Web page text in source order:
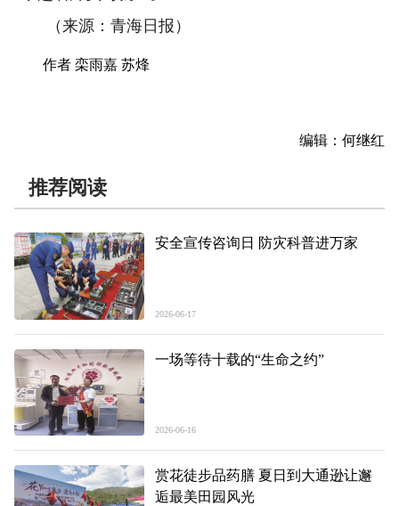
（来源：青海日报）
作者 栾雨嘉 苏烽
编辑：何继红
推荐阅读
安全宣传咨询日 防灾科普进万家
2026-06-17
一场等待十载的“生命之约”
2026-06-16
赏花徒步品药膳 夏日到大通逊让邂
逅最美田园风光